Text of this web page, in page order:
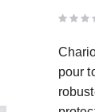
Galerie
pour